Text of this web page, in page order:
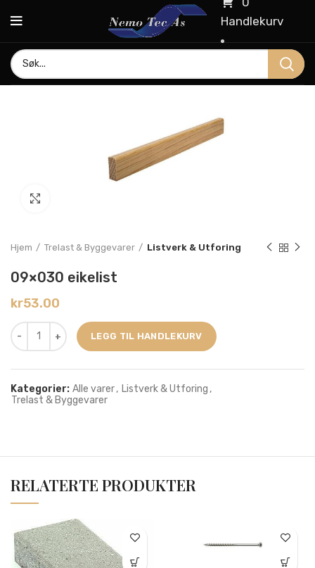
Handlekurv
Hjem Trelast & Byggevarer Listverk & Utforing
09×030 eikelist
kr53.00
LEGG TIL HANDLEKURV
Kategorier: Alle varer, Listverk & Utforing ,
Trelast & Byggevarer
RELATERTE PRODUKTER